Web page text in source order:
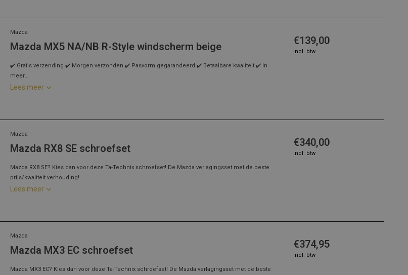
Mazda
Mazda MX5 NA/NB R-Style windscherm beige
✔️ Gratis verzending ✔️ Morgen verzonden ✔️ Pasvorm gegarandeerd ✔️ Betaalbare kwaliteit ✔️ In
meer...
Lees meer
€139,00
Incl. btw
Mazda
Mazda RX8 SE schroefset
Mazda RX8 SE? Kies dan voor deze Ta-Technix schroefset! De Mazda verlagingsset met de beste
prijs/kwaliteit verhouding! ...
Lees meer
€340,00
Incl. btw
Mazda
Mazda MX3 EC schroefset
Mazda MX3 EC? Kies dan voor deze Ta-Technix schroefset! De Mazda verlagingsset met de beste
€374,95
Incl. btw